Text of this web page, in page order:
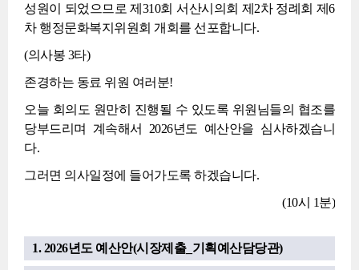
성원이 되었으므로 제310회 서산시의회 제2차 정례회 제6
차 행정문화복지위원회 개회를 선포합니다.
(의사봉 3타)
존경하는 동료 위원 여러분!
오늘 회의도 원만히 진행될 수 있도록 위원님들의 협조를
당부드리며 계속해서 2026년도 예산안을 심사하겠습니
다.
그러면 의사일정에 들어가도록 하겠습니다.
(10시 1분)
1. 2026년도 예산안(시장제출_기획예산담당관)